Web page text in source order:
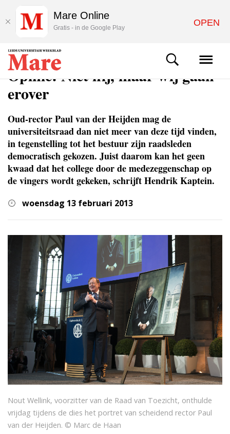
COLUMNS & OPINIE
Opinie: Niet hij, maar wij gaan
erover
Oud-rector Paul van der Heijden mag de
universiteitsraad dan niet meer van deze tijd vinden,
in tegenstelling tot het bestuur zijn raadsleden
democratisch gekozen. Juist daarom kan het geen
kwaad dat het college door de medezeggenschap op
de vingers wordt gekeken, schrijft Hendrik Kaptein.
woensdag 13 februari 2013
Nout Wellink, voorzitter van de Raad van Toezicht, onthulde
vrijdag tijdens de dies het portret van scheidend rector Paul
van der Heijden. © Marc de Haan
Mare Online
Gratis - in de Google Play OPEN